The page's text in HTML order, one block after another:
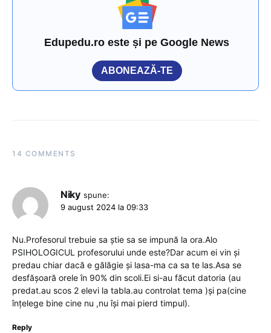
Edupedu.ro este și pe Google News
ABONEAZĂ-TE
14 COMMENTS
Niky spune:
9 august 2024 la 09:33
Nu.Profesorul trebuie sa știe sa se impună la ora.Alo
PSIHOLOGICUL profesorului unde este?Dar acum ei vin și
predau chiar dacă e gălăgie și lasa-ma ca sa te las.Asa se
desfășoară orele în 90% din scoli.Ei si-au făcut datoria (au
predat.au scos 2 elevi la tabla.au controlat tema )și pa(cine
înțelege bine cine nu ,nu își mai pierd timpul).
Reply